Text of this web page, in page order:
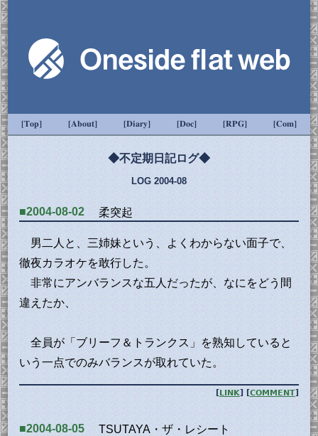
[Top] [About] [Diary] [Doc] [RPG] [Com]
◆不定期日記ログ◆
LOG 2004-08
■2004-08-02 柔突起
男二人と、三姉妹という、よくわからない面子で、
徹夜カラオケを敢行した。
非常にアンバランスな五人だったが、なにをどう間
違えたか、
全員が「ブリーフ＆トランクス」を熟知していると
いう一点でのみバランスが取れていた。
[LINK] [COMMENT]
■2004-08-05 TSUTAYA・ザ・レシート